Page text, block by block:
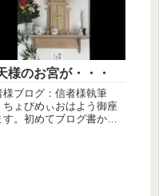
様のお宮が・・・
様ブログ：信者様執筆
ちょびめぃおはよう御座
す。初めてブログ書かせ